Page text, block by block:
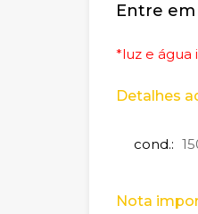
Entre
*luz e água
Detalhes
cond.:
Nota